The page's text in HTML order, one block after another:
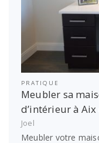
PRATIQUE
Meubler sa
d’intérieur à Aix
Joel
Meubler votre